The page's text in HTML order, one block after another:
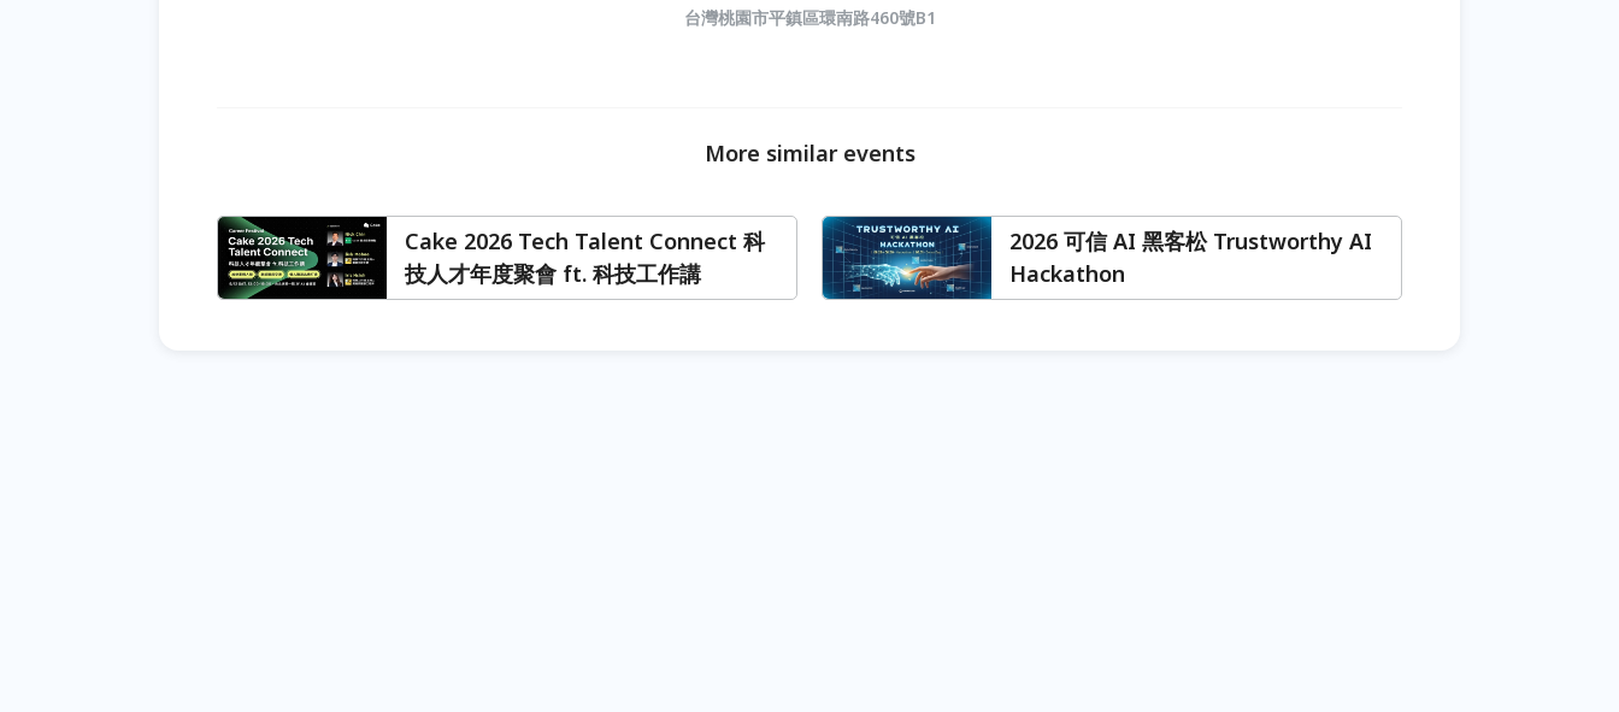
台灣桃園市平鎮區環南路460號B1
More similar events
Cake 2026 Tech Talent Connect 科
技人才年度聚會 ft. 科技工作講
2026 可信 AI 黑客松 Trustworthy AI
Hackathon